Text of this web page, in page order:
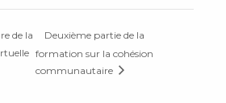
de la
Deuxième partie de la
formation sur la cohésion
communautaire